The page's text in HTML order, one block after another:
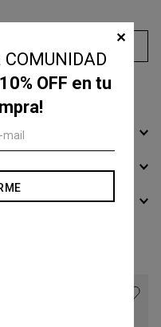
de $8625, 00
OFF en tu
✕